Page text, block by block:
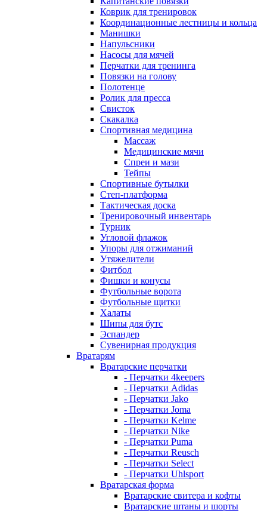
Коврик для тренировок
Координационные лестницы и кольца
Манишки
Напульсники
Насосы для мячей
Перчатки для тренинга
Повязки на голову
Полотенце
Ролик для пресса
Свисток
Скакалка
Спортивная медицина
Массаж
Медицинские мячи
Спреи и мази
Тейпы
Спортивные бутылки
Степ-платформа
Тактическая доска
Тренировочный инвентарь
Турник
Угловой флажок
Упоры для отжиманий
Утяжелители
Фитбол
Фишки и конусы
Футбольные ворота
Футбольные щитки
Халаты
Шипы для бутс
Эспандер
Сувенирная продукция
Вратарям
Вратарские перчатки
- Перчатки 4keepers
- Перчатки Adidas
- Перчатки Jako
- Перчатки Joma
- Перчатки Kelme
- Перчатки Nike
- Перчатки Puma
- Перчатки Reusch
- Перчатки Select
- Перчатки Uhlsport
Вратарская форма
Вратарские свитера и кофты
Вратарские штаны и шорты